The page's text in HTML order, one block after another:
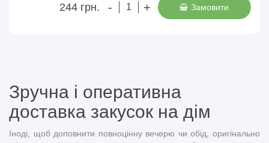
244 грн. - + Замовити
Зручна і оперативна
доставка закусок на дім
Іноді, щоб доповнити повноцінну вечерю чи обід, оригінально